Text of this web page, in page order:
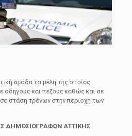
ομάδα τα μέλη της οποίας
οδηγούς και πεζούς καθώς και σε
στάση τρένων στην περιοχή των
ΔΗΜΟΣΙΟΓΡΑΦΩΝ ΑΤΤΙΚΗΣ